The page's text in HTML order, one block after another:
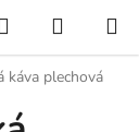
Hledat
KOŠÍK
káva plechová